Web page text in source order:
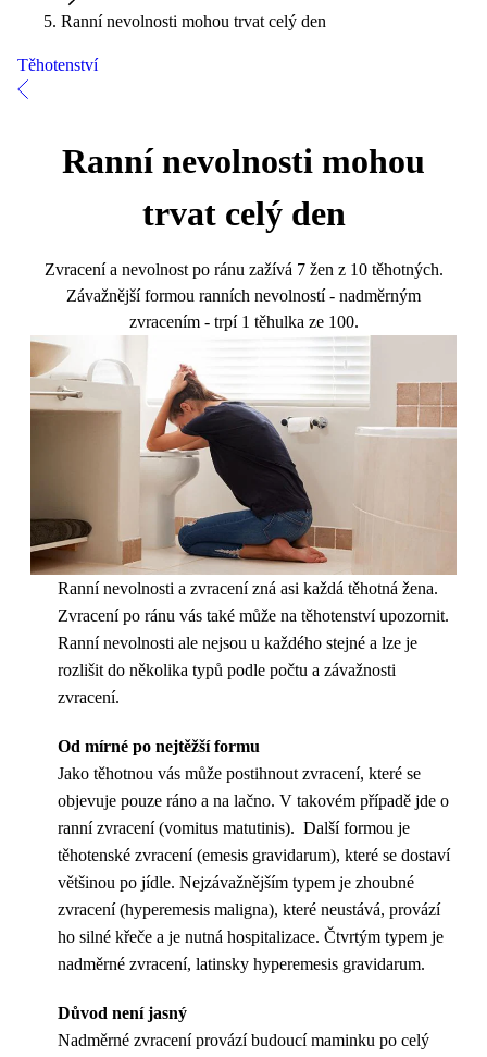
Ranní nevolnosti mohou trvat celý den
Těhotenství
Ranní nevolnosti mohou
trvat celý den
Zvracení a nevolnost po ránu zažívá 7 žen z 10 těhotných.
Závažnější formou ranních nevolností - nadměrným
zvracením - trpí 1 těhulka ze 100.
Ranní nevolnosti a zvracení zná asi každá těhotná žena.
Zvracení po ránu vás také může na těhotenství upozornit.
Ranní nevolnosti ale nejsou u každého stejné a lze je
rozlišit do několika typů podle počtu a závažnosti
zvracení.
Od mírné po nejtěžší formu
Jako těhotnou vás může postihnout zvracení, které se
objevuje pouze ráno a na lačno. V takovém případě jde o
ranní zvracení (vomitus matutinis). Další formou je
těhotenské zvracení (emesis gravidarum), které se dostaví
většinou po jídle. Nejzávažnějším typem je zhoubné
zvracení (hyperemesis maligna), které neustává, provází
ho silné křeče a je nutná hospitalizace. Čtvrtým typem je
nadměrné zvracení, latinsky hyperemesis gravidarum.
Důvod není jasný
Nadměrné zvracení provází budoucí maminku po celý